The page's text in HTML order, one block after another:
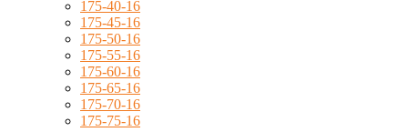
175-40-16
175-45-16
175-50-16
175-55-16
175-60-16
175-65-16
175-70-16
175-75-16